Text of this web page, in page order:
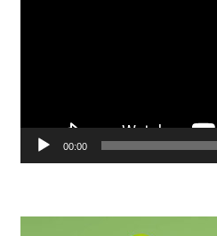
00:00